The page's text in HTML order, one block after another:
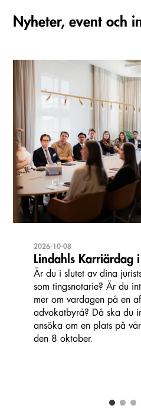
Nyheter, event och
2026-10-08
Lindahls Karriärdag
Är du i slutet av dina
som tingsnotarie? Är du
mer om vardagen på en
advokatbyrå? Då ska du
ansöka om en plats på
den 8 oktober.
1 2 3